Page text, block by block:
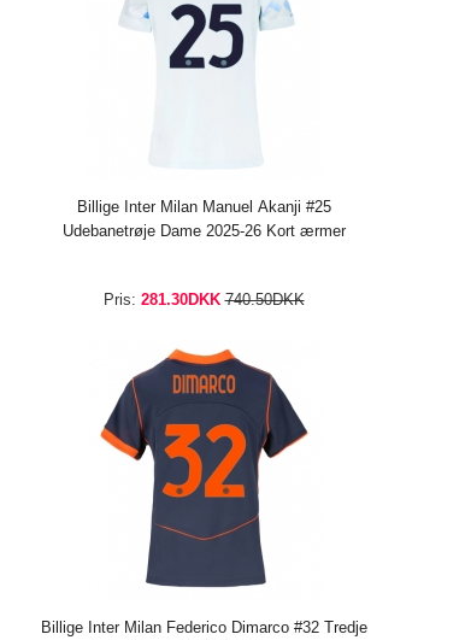
Billige Inter Milan Manuel Akanji #25
Udebanetrøje Dame 2025-26 Kort ærmer
Pris: 281.30DKK 740.50DKK
Billige Inter Milan Federico Dimarco #32 Tredje